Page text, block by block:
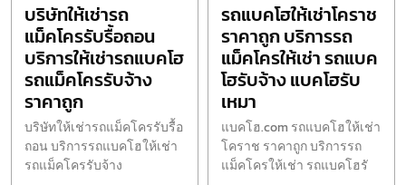
บริษัทให้เช่ารถ
แม็คโครรับรื้อถอน
บริการให้เช่ารถแบคโฮ
รถแม็คโครรับจ้าง
ราคาถูก
บริษัทให้เช่ารถแม็คโครรับรื้อ
ถอน บริการรถแบคโฮให้เช่า
รถแม็คโครรับจ้าง
รถแบคโฮให้เช่าโคราช
ราคาถูก บริการรถ
แม็คโครให้เช่า รถแบค
โฮรับจ้าง แบคโฮรับ
เหมา
แบคโฮ.com รถแบคโฮให้เช่า
โคราช ราคาถูก บริการรถ
แม็คโครให้เช่า รถแบคโฮรั